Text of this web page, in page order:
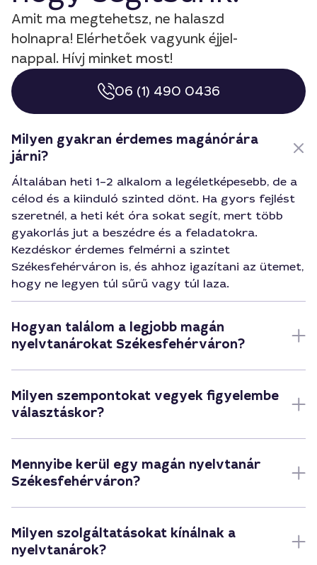
Amit ma megtehetsz, ne halaszd
holnapra! Elérhetőek vagyunk éjjel-
nappal. Hívj minket most!
06 (1) 490 0436
Milyen gyakran érdemes magánórára
járni?
Általában heti 1–2 alkalom a legéletképesebb, de a
célod és a kiinduló szinted dönt. Ha gyors fejlést
szeretnél, a heti két óra sokat segít, mert több
gyakorlás jut a beszédre és a feladatokra.
Kezdéskor érdemes felmérni a szintet
Székesfehérváron is, és ahhoz igazítani az ütemet,
hogy ne legyen túl sűrű vagy túl laza.
Hogyan találom a legjobb magán
nyelvtanárokat Székesfehérváron?
Milyen szempontokat vegyek figyelembe
választáskor?
Mennyibe kerül egy magán nyelvtanár
Székesfehérváron?
Milyen szolgáltatásokat kínálnak a
nyelvtanárok?